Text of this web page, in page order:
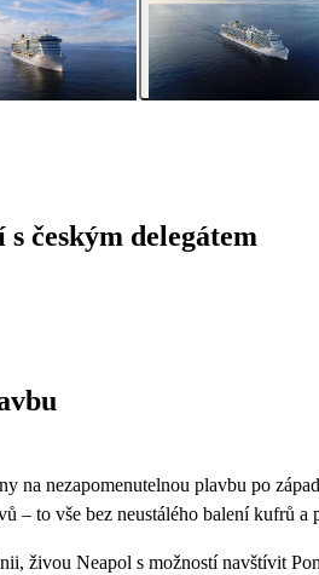
českým delegátem
na nezapomenutelnou plavbu po
– to vše bez neustálého balení kufrů
živou Neapol s možností navštívit